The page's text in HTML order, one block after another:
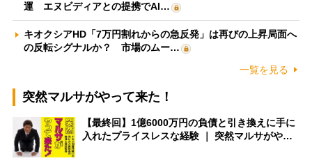
運 エヌビディアとの提携でAI…
キオクシアHD「7万円割れからの急反発」は再びの上昇局面へ
の反転シグナルか？ 市場のムー…
一覧を見る
突然マルサがやって来た！
【最終回】1億6000万円の負債と引き換えに手に
入れたプライスレスな経験 ｜ 突然マルサがや…